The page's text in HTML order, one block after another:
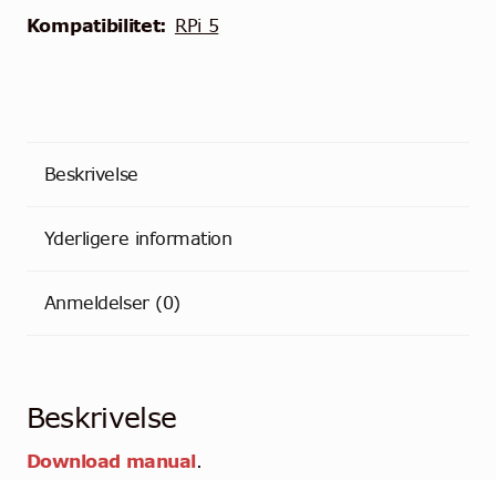
Kompatibilitet: RPi 5
Beskrivelse
Yderligere information
Anmeldelser (0)
Beskrivelse
Download manual.